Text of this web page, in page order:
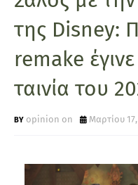
της Disney:
remake
ταινία του
opinion on Μαρτίου 17,